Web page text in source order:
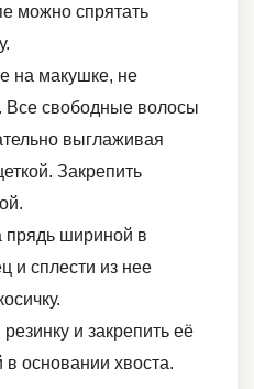
можно спрятать
на макушке, не
Все свободные волосы
выглаживая
Закрепить
прядь шириной в
и сплести из нее
и закрепить её
в основании хвоста.